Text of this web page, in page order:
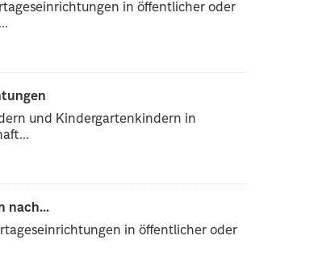
in öffentlicher oder
und Kindergartenkindern in
nach...
in öffentlicher oder